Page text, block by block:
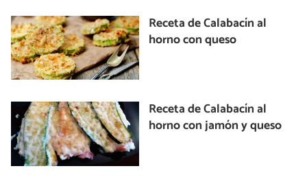
Receta de Calabacín al
horno con queso
Receta de Calabacín al
horno con jamón y queso